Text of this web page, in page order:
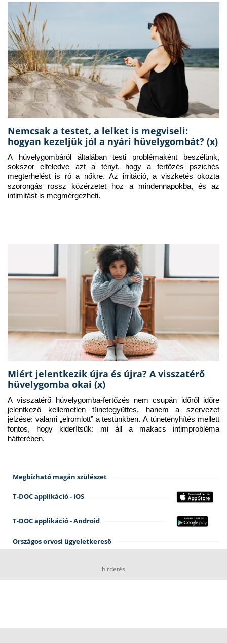
Nemcsak a testet, a lelket is megviseli:
hogyan kezeljük jól a nyári hüvelygombát? (x)
A hüvelygombáról általában testi problémaként beszélünk,
sokszor elfeledve azt a tényt, hogy a fertőzés pszichés
megterhelést is ró a nőkre. Az irritáció, a viszketés okozta
szorongás rossz közérzetet hoz a mindennapokba, és az
intimitást is megmérgezheti.
Miért jelentkezik újra és újra? A visszatérő
hüvelygomba okai (x)
A visszatérő hüvelygomba-fertőzés nem csupán időről időre
jelentkező kellemetlen tünetegyüttes, hanem a szervezet
jelzése: valami „elromlott” a testünkben. A tünetenyhítés mellett
fontos, hogy kiderítsük: mi áll a makacs intimprobléma
hátterében.
Megbízható magán szülészet
T-DOC applikáció - iOS
T-DOC applikáció - Android
Országos orvosi ügyeletkereső
hirdetés